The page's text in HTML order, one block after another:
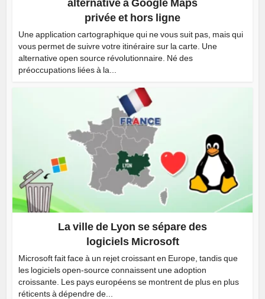
alternative à Google Maps
privée et hors ligne
Une application cartographique qui ne vous suit pas, mais qui
vous permet de suivre votre itinéraire sur la carte. Une
alternative open source révolutionnaire. Né des
préoccupations liées à la...
La ville de Lyon se sépare des
logiciels Microsoft
Microsoft fait face à un rejet croissant en Europe, tandis que
les logiciels open-source connaissent une adoption
croissante. Les pays européens se montrent de plus en plus
réticents à dépendre de...